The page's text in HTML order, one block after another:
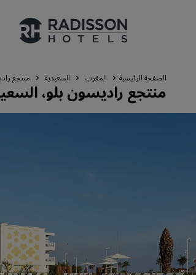
علاماتنا التجارية
الصفحة الرئيسية المغرب السعيدية‎ منتجع
منتجع راديسون بلو،